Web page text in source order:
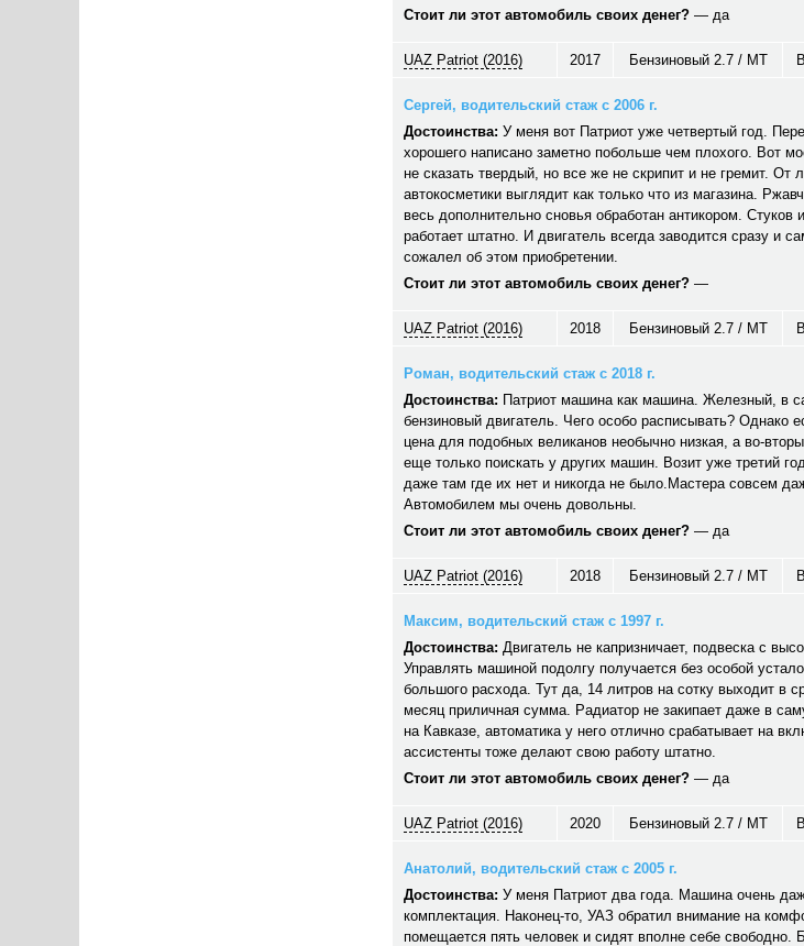
Стоит ли этот автомобиль своих денег? — да
UAZ Patriot (2016) 2017 Бензиновый 2.7 / MT
Сергей, водительский стаж с 2006 г.
Достоинства: У меня вот Патриот уже четвертый год.
хорошего написано заметно побольше чем плохого. Вот
не сказать твердый, но все же не скрипит и не гремит.
автокосметики выглядит как только что из магазина.
весь дополнительно сновья обработан антикором.
работает штатно. И двигатель всегда заводится сразу и
сожалел об этом приобретении.
Стоит ли этот автомобиль своих денег? —
UAZ Patriot (2016) 2018 Бензиновый 2.7 / MT
Роман, водительский стаж с 2018 г.
Достоинства: Патриот машина как машина. Железный, в
бензиновый двигатель. Чего особо расписывать? Однако
цена для подобных великанов необычно низкая, а во-
еще только поискать у других машин. Возит уже третий
даже там где их нет и никогда не было.Мастера совсем
Автомобилем мы очень довольны.
Стоит ли этот автомобиль своих денег? — да
UAZ Patriot (2016) 2018 Бензиновый 2.7 / MT
Максим, водительский стаж с 1997 г.
Достоинства: Двигатель не капризничает, подвеска с
Управлять машиной подолгу получается без особой
большого расхода. Тут да, 14 литров на сотку выходит в
месяц приличная сумма. Радиатор не закипает даже в
на Кавказе, автоматика у него отлично срабатывает на
ассистенты тоже делают свою работу штатно.
Стоит ли этот автомобиль своих денег? — да
UAZ Patriot (2016) 2020 Бензиновый 2.7 / MT
Анатолий, водительский стаж с 2005 г.
Достоинства: У меня Патриот два года. Машина очень
комплектация. Наконец-то, УАЗ обратил внимание на
помещается пять человек и сидят вполне себе свободно.